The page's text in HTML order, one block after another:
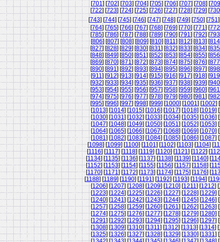
[701] [702] [703] [704] [705] [706] [707] [708] [709
[722] [723] [724] [725] [726] [727] [728] [729] [730
[743] [744] [745] [746] [747] [748] [749] [750] [751
[764] [765] [766] [767] [768] [769] [770] [771] [772
[785] [786] [787] [788] [789] [790] [791] [792] [793
[806] [807] [808] [809] [810] [811] [812] [813] [814
[827] [828] [829] [830] [831] [832] [833] [834] [835
[848] [849] [850] [851] [852] [853] [854] [855] [856
[869] [870] [871] [872] [873] [874] [875] [876] [877
[890] [891] [892] [893] [894] [895] [896] [897] [898
[911] [912] [913] [914] [915] [916] [917] [918] [919
[932] [933] [934] [935] [936] [937] [938] [939] [940
[953] [954] [955] [956] [957] [958] [959] [960] [961
[974] [975] [976] [977] [978] [979] [980] [981] [982
[995] [996] [997] [998] [999] [1000] [1001] [1002] [
[1013] [1014] [1015] [1016] [1017] [1018] [1019] [
[1030] [1031] [1032] [1033] [1034] [1035] [1036] [
[1047] [1048] [1049] [1050] [1051] [1052] [1053] [
[1064] [1065] [1066] [1067] [1068] [1069] [1070] [
[1081] [1082] [1083] [1084] [1085] [1086] [1087] [
[1098] [1099] [1100] [1101] [1102] [1103] [1104] [
[1116] [1117] [1118] [1119] [1120] [1121] [1122] [
[1134] [1135] [1136] [1137] [1138] [1139] [1140] [
[1152] [1153] [1154] [1155] [1156] [1157] [1158] [
[1170] [1171] [1172] [1173] [1174] [1175] [1176] [
[1188] [1189] [1190] [1191] [1192] [1193] [1194] [
[1206] [1207] [1208] [1209] [1210] [1211] [1212] [
[1223] [1224] [1225] [1226] [1227] [1228] [1229] [
[1240] [1241] [1242] [1243] [1244] [1245] [1246] [
[1257] [1258] [1259] [1260] [1261] [1262] [1263] [
[1274] [1275] [1276] [1277] [1278] [1279] [1280] [
[1291] [1292] [1293] [1294] [1295] [1296] [1297] [
[1308] [1309] [1310] [1311] [1312] [1313] [1314] [
[1325] [1326] [1327] [1328] [1329] [1330] [1331] [